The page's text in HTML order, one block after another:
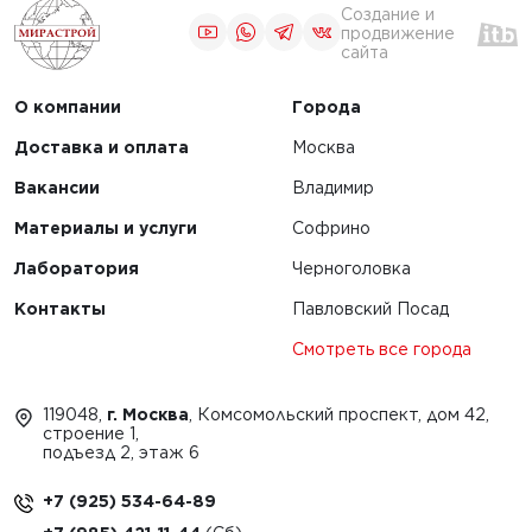
Создание и
продвижение
сайта
О компании
Доставка и оплата
Вакансии
Материалы и услуги
Лаборатория
Контакты
Города
Москва
Владимир
Софрино
Черноголовка
Павловский Посад
Смотреть все города
119048, г. Москва , Комсомольский проспект, дом 42,
строение 1,
подъезд 2, этаж 6
+7 (925) 534-64-89